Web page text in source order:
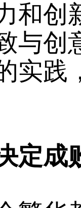
和创
与创
实践
定成